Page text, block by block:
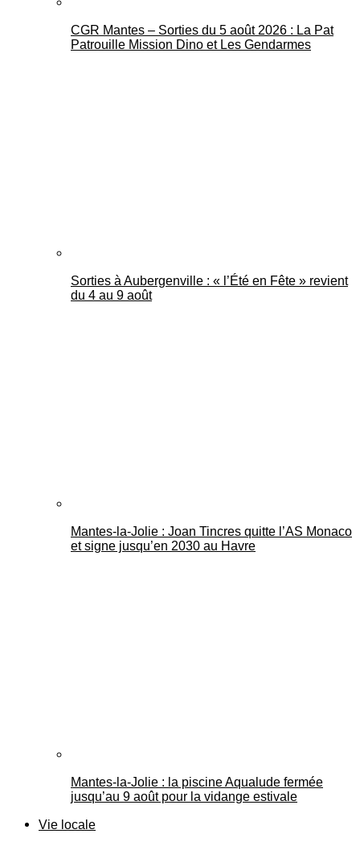
CGR Mantes – Sorties du 5 août 2026 : La Pat
Patrouille Mission Dino et Les Gendarmes
Sorties à Aubergenville : « l’Été en Fête » revient
du 4 au 9 août
Mantes-la-Jolie : Joan Tincres quitte l’AS Monaco
et signe jusqu’en 2030 au Havre
Mantes-la-Jolie : la piscine Aqualude fermée
jusqu’au 9 août pour la vidange estivale
Vie locale